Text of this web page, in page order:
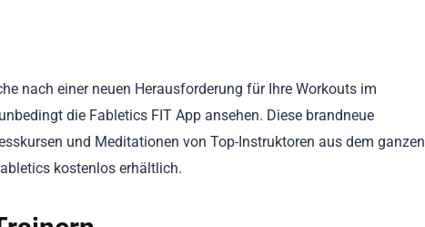
nach einer neuen Herausforderung für Ihre Workouts im
die Fabletics FIT App ansehen. Diese brandneue
und Meditationen von Top-Instruktoren aus dem ganzen
kostenlos erhältlich.